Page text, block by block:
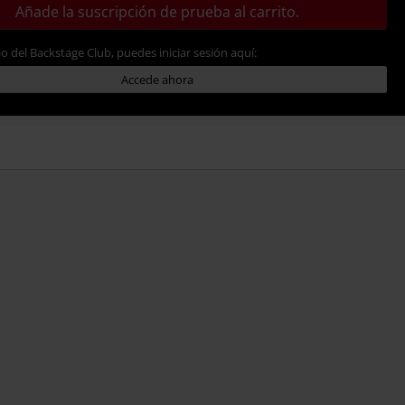
Añade la suscripción de prueba al carrito.
del Backstage Club, puedes iniciar sesión aquí:
Accede ahora